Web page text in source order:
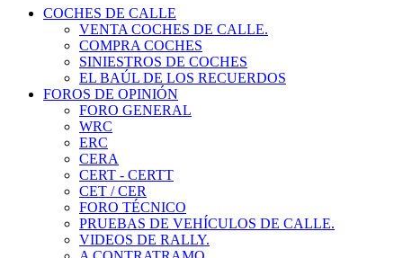
VENTA COCHES DE CALLE.
COMPRA COCHES
SINIESTROS DE COCHES
EL BAÚL DE LOS RECUERDOS
FOROS DE OPINIÓN
FORO GENERAL
WRC
ERC
CERA
CERT - CERTT
CET / CER
FORO TÉCNICO
PRUEBAS DE VEHÍCULOS DE CALLE.
VIDEOS DE RALLY.
A CONTRATRAMO
TIENDA ONLINE